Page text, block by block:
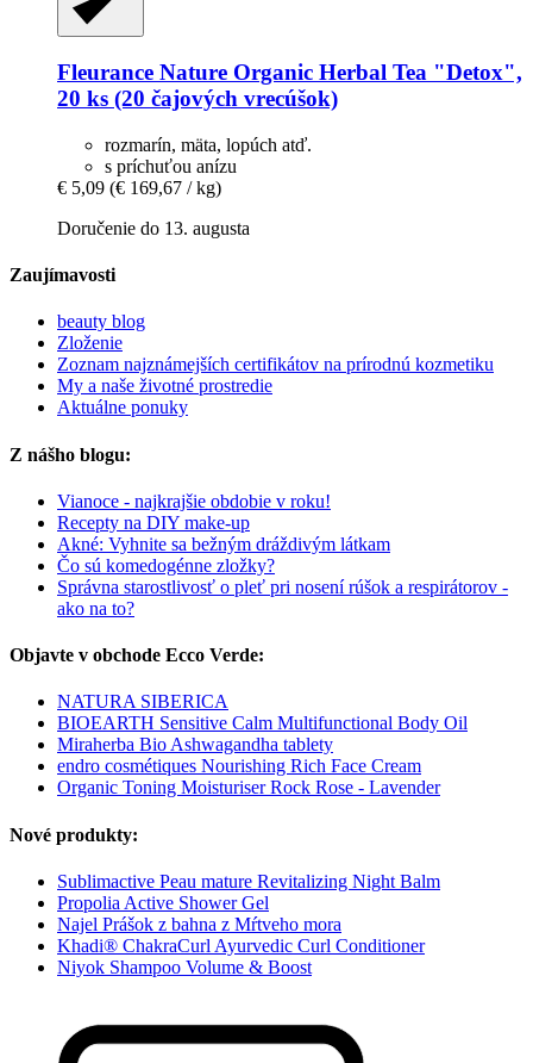
Fleurance Nature Organic Herbal Tea "Detox",
20 ks (20 čajových vrecúšok)
rozmarín, mäta, lopúch atď.
s príchuťou anízu
€ 5,09 (€ 169,67 / kg)
Doručenie do 13. augusta
Zaujímavosti
beauty blog
Zloženie
Zoznam najznámejších certifikátov na prírodnú kozmetiku
My a naše životné prostredie
Aktuálne ponuky
Z nášho blogu:
Vianoce - najkrajšie obdobie v roku!
Recepty na DIY make-up
Akné: Vyhnite sa bežným dráždivým látkam
Čo sú komedogénne zložky?
Správna starostlivosť o pleť pri nosení rúšok a respirátorov -
ako na to?
Objavte v obchode Ecco Verde:
NATURA SIBERICA
BIOEARTH Sensitive Calm Multifunctional Body Oil
Miraherba Bio Ashwagandha tablety
endro cosmétiques Nourishing Rich Face Cream
Organic Toning Moisturiser Rock Rose - Lavender
Nové produkty:
Sublimactive Peau mature Revitalizing Night Balm
Propolia Active Shower Gel
Najel Prášok z bahna z Mŕtveho mora
Khadi® ChakraCurl Ayurvedic Curl Conditioner
Niyok Shampoo Volume & Boost